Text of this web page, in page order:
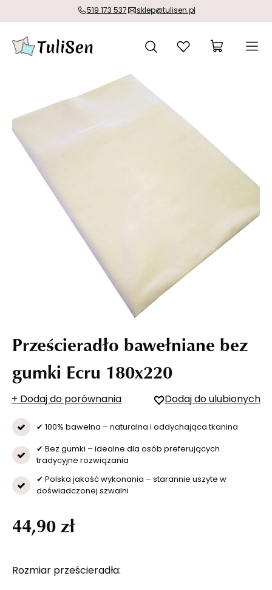
519 173 537 sklep@tulisen.pl
Prześcieradło bawełniane bez
gumki Ecru 180x220
+ Dodaj do porównania Dodaj do ulubionych
✔ 100% bawełna – naturalna i oddychająca tkanina
✔ Bez gumki – idealne dla osób preferujących
tradycyjne rozwiązania
✔ Polska jakość wykonania – starannie uszyte w
doświadczonej szwalni
Rozmiar prześcieradła
44,90 zł